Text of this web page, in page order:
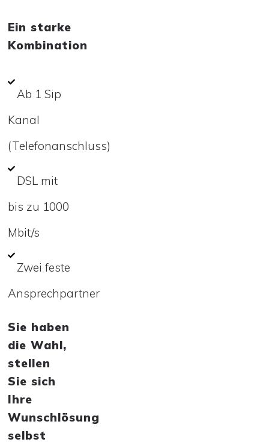
Ein starke
Kombination
Ab 1 Sip
Kanal
(Telefonanschluss)
DSL mit
bis zu 1000
Mbit/s
Zwei feste
Ansprechpartner
Sie haben
die Wahl,
stellen
Sie sich
Ihre
Wunschlösung
selbst